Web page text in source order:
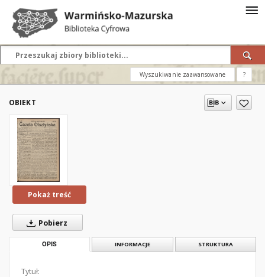
Wyszukiwanie zaawansowane ?
OBIEKT
Pokaż treść
Pobierz
OPIS INFORMACJE STRUKTURA
Tytuł: